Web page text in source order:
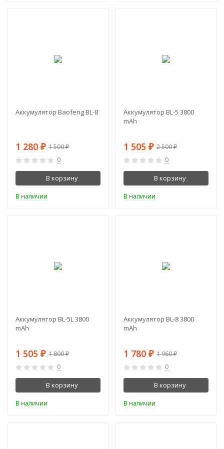
Аккумулятор Baofeng BL-8
1 280 ₽ 1 500₽
0
В корзину
В наличии
Аккумулятор BL-5 3800
mAh
1 505 ₽ 2 500₽
0
В корзину
В наличии
Аккумулятор BL-5L 3800
mAh
1 505 ₽ 1 800₽
0
В корзину
В наличии
Аккумулятор BL-8 3800
mAh
1 780 ₽ 1 960₽
0
В корзину
В наличии